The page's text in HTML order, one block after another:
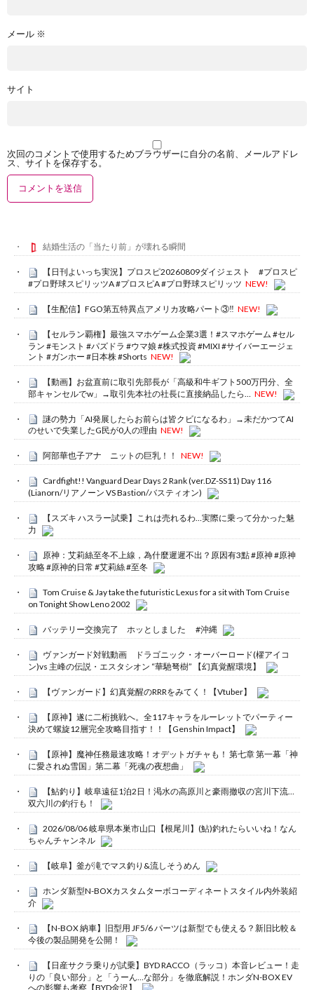
メール ※
サイト
次回のコメントで使用するためブラウザーに自分の名前、メールアドレ
ス、サイトを保存する。
結婚生活の「当たり前」が壊れる瞬間
【日刊よいっち実況】プロスピ20260809ダイジェスト #プロスピ
#プロ野球スピリッツA #プロスピA #プロ野球スピリッツ NEW!
【生配信】FGO第五特異点アメリカ攻略パート③‼️ NEW!
【セルラン覇権】最強スマホゲーム企業3選！#スマホゲーム #セル
ラン #モンスト #パズドラ #ウマ娘 #株式投資 #MIXI #サイバーエージェ
ント #ガンホー #日本株 #Shorts NEW!
【動画】お盆直前に取引先部長が「高級和牛ギフト500万円分、全
部キャンセルでw」→取引先本社の社長に直接納品したら…
NEW!
謎の勢力「AI発展したらお前らは皆クビになるわ」→未だかつてAI
のせいで失業したG民が0人の理由 NEW!
阿部華也子アナ ニットの巨乳！！ NEW!
Cardfight!! Vanguard Dear Days 2 Rank (ver.DZ-SS11) Day 116
(Lianorn/リアノーン VS Bastion/バスティオン)
【スズキ ハスラー試乗】これは売れるわ…実際に乗って分かった魅
力
原神：艾莉絲至冬不上線，為什麼遲遲不出？原因有3點 #原神 #原神
攻略 #原神的日常 #艾莉絲 #至冬
Tom Cruise & Jay take the futuristic Lexus for a sit with Tom Cruise
on Tonight Show Leno 2002
バッテリー交換完了 ホッとしました #沖縄
ヴァンガード対戦動画 ドラゴニック・オーバーロード(櫂アイコ
ン)vs 主峰の伝説・エスタシオン “華馳弩樹” 【幻真覚醒環境】
【ヴァンガード】幻真覚醒のRRRをみてく！【Vtuber】
【原神】遂に二桁挑戦へ。全117キャラをルーレットでパーティー
決めて螺旋12層完全攻略目指す！！【Genshin Impact】
【原神】魔神任務最速攻略！オデットガチャも！ 第七章 第一幕「神
に愛されぬ雪国」第二幕「死魂の夜想曲」
【鮎釣り】岐阜遠征1泊2日！渇水の高原川と豪雨撤収の宮川下流…
双六川の釣行も！
2026/08/06 岐阜県本巣市山口【根尾川】(鮎)釣れたらいいね！なん
ちゃんチャンネル
【岐阜】釜が滝でマス釣り&流しそうめん
ホンダ新型N-BOXカスタムターボコーディネートスタイル内外装紹
介
【N-BOX 納車】旧型用 JF5/6 パーツは新型でも使える？新旧比較＆
今後の製品開発を公開！
【日産サクラ乗りが試乗】BYD RACCO（ラッコ）本音レビュー！走
りの「良い部分」と「うーん…な部分」を徹底解説！ホンダN-BOX EV
への影響も考察【BYD金沢】